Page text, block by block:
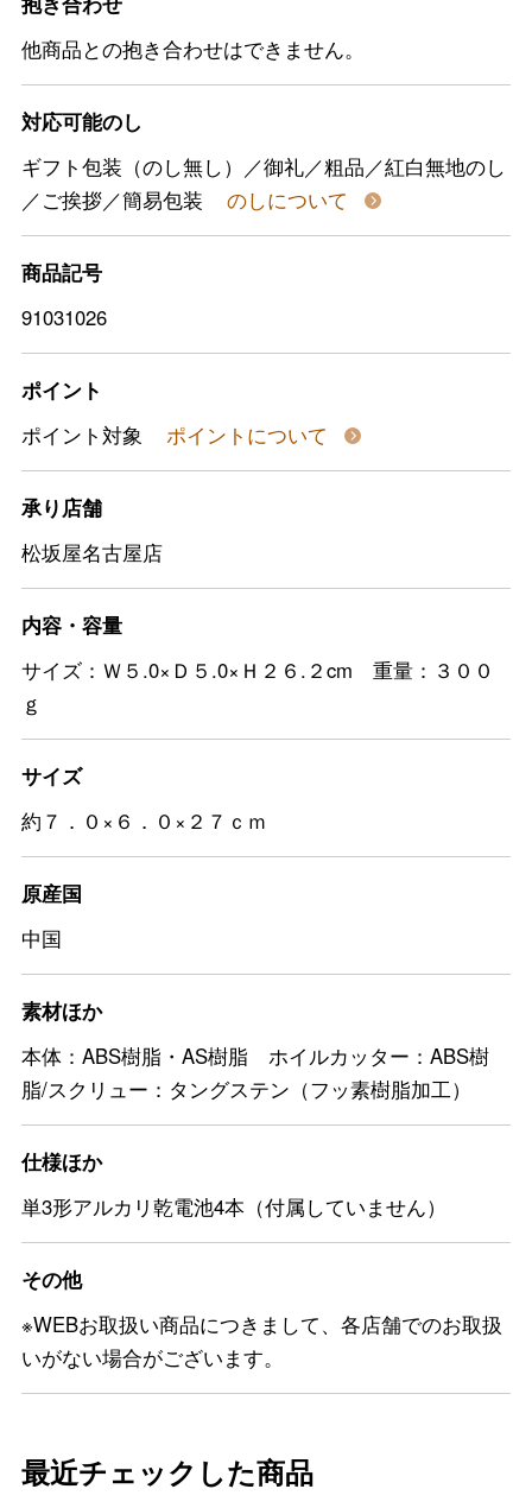
他商品との抱き合わせはできません。
対応可能のし
ギフト包装（のし無し）／御礼／粗品／紅白無地のし
／ご挨拶／簡易包装
のしについて
商品記号
91031026
ポイント
ポイント対象
ポイントについて
承り店舗
松坂屋名古屋店
内容・容量
サイズ：Ｗ５.0×Ｄ５.0×Ｈ２６.２cm 重量：３００
ｇ
サイズ
約７．０×６．０×２７ｃｍ
原産国
中国
素材ほか
本体：ABS樹脂・AS樹脂 ホイルカッター：ABS樹
脂/スクリュー：タングステン（フッ素樹脂加工）
仕様ほか
単3形アルカリ乾電池4本（付属していません）
その他
※WEBお取扱い商品につきまして、各店舗でのお取扱
いがない場合がございます。
最近チェックした商品